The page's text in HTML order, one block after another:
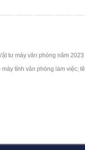
tư máy văn phòng năm 2023
tính văn phòng làm việc;